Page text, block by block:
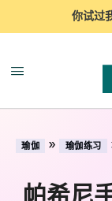
你试过
瑜伽 » 瑜伽练习
帕希尼